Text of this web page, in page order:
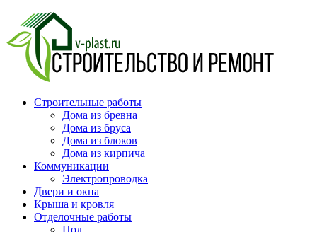
v-plast.ru Строительство и ремонт
Строительные работы
Дома из бревна
Дома из бруса
Дома из блоков
Дома из кирпича
Коммуникации
Электропроводка
Двери и окна
Крыша и кровля
Отделочные работы
Пол